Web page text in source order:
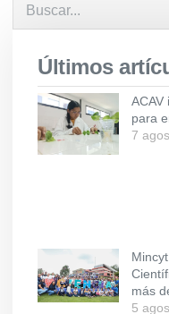
Últimos
ACAV
para
7
más
5